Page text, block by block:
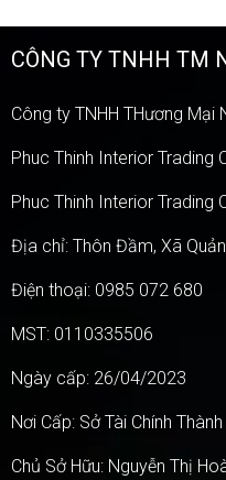
CÔNG TY TNHH TM
Công ty TNHH THương Mại
Phuc Thinh Interior Trading
Phuc Thinh Interior Trading
Địa chỉ: Thôn Đầm, Xã
Điện thoại: 0985 072 680
MST: 0110335506
Ngày cấp: 26/04/2023
Nơi Cấp: Sở Tài Chính
Chủ Sở Hữu: Nguyễn Thị